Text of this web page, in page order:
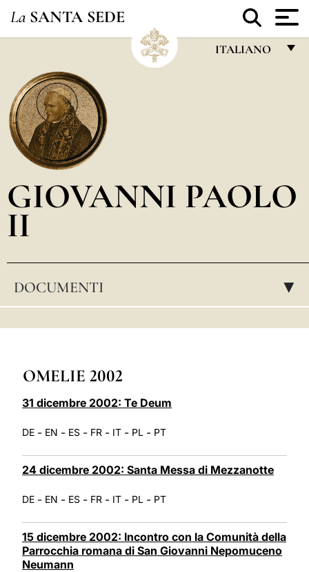
La SANTA SEDE
ITALIANO
ESPAÑOL
DEUTSCH
العربيّة
GIOVANNI PAOLO
II
DOCUMENTI ▸
OMELIE 2002
31 dicembre 2002: Te Deum
DE - EN - ES - FR - IT - PL - PT
24 dicembre 2002: Santa Messa di Mezzanotte
DE - EN - ES - FR - IT - PL - PT
15 dicembre 2002: Incontro con la Comunità della
Parrocchia romana di San Giovanni Nepomuceno
Neumann